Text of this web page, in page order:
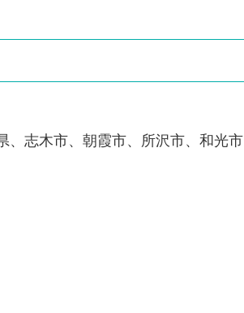
、志木市、朝霞市、所沢市、和光市